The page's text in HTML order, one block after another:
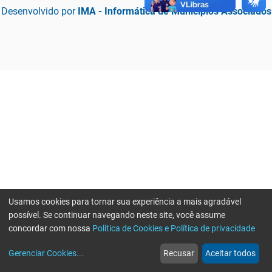
Desenvolvido por IMA - Informática de Municípios Associados
web
Notícias
more_horiz
Mais
Usamos cookies para tornar sua experiência a mais agradável
possível. Se continuar navegando neste site, você assume
concordar com nossa Política de Cookies e Política de privacidade
Gerenciar Cookies... Recusar Aceitar todos
Erro ao enviar informações, por favor tente novamente